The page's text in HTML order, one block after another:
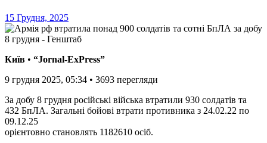
15 Грудня, 2025
Київ • “Jornal-ExPress”
9 грудня 2025, 05:34 • 3693 перегляди
За добу 8 грудня російські війська втратили 930 солдатів та
432 БпЛА. Загальні бойові втрати противника з 24.02.22 по
09.12.25
орієнтовно становлять 1182610 осіб.